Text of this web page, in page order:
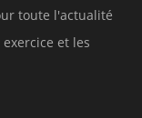
toute l'actualité
et les